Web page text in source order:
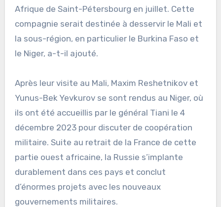
Afrique de Saint-Pétersbourg en juillet. Cette
compagnie serait destinée à desservir le Mali et
la sous-région, en particulier le Burkina Faso et
le Niger, a-t-il ajouté.
Après leur visite au Mali, Maxim Reshetnikov et
Yunus-Bek Yevkurov se sont rendus au Niger, où
ils ont été accueillis par le général Tiani le 4
décembre 2023 pour discuter de coopération
militaire. Suite au retrait de la France de cette
partie ouest africaine, la Russie s’implante
durablement dans ces pays et conclut
d’énormes projets avec les nouveaux
gouvernements militaires.